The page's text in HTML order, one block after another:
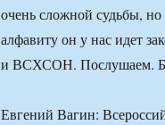
очень сложной судьбы,
алфавиту он у нас идет
и ВСХСОН. Послушаем.
Евгений Вагин: